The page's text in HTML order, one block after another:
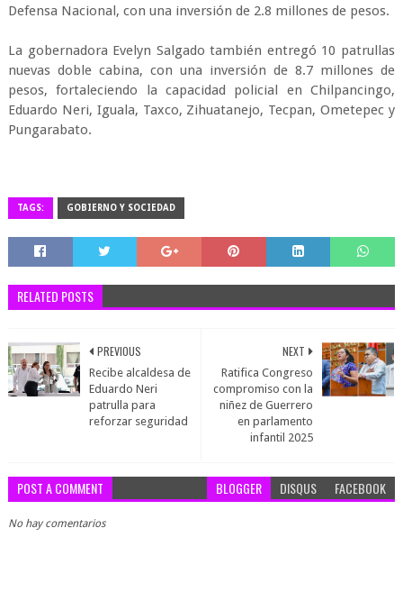
Defensa Nacional, con una inversión de 2.8 millones de pesos.
La gobernadora Evelyn Salgado también entregó 10 patrullas
nuevas doble cabina, con una inversión de 8.7 millones de
pesos, fortaleciendo la capacidad policial en Chilpancingo,
Eduardo Neri, Iguala, Taxco, Zihuatanejo, Tecpan, Ometepec y
Pungarabato.
TAGS: GOBIERNO Y SOCIEDAD
RELATED POSTS
NEXT
Ratifica Congreso
compromiso con la
niñez de Guerrero
en parlamento
infantil 2025
PREVIOUS
Recibe alcaldesa de
Eduardo Neri
patrulla para
reforzar seguridad
POST A COMMENT BLOGGER DISQUS FACEBOOK
No hay comentarios